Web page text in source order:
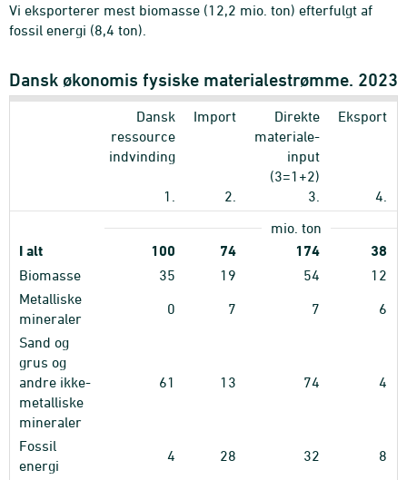
Vi eksporterer mest biomasse (12,2 mio. ton) efterfulgt af
fossil energi (8,4 ton).
Dansk økonomis fysiske materialestrømme. 2023
Dansk
ressource
indvinding
1.
Import
2.
Direkte
materiale-
input
(3=1+2)
3.
Eksport
4.
mio. ton
I alt 100 74 174 38
Biomasse 35 19 54
12
Metalliske
mineraler
0 7 7 6
Sand og
grus og
andre ikke-
metalliske
mineraler
61 13 74 4
Fossil
energi
4 28 32 8